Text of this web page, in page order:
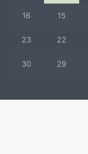
15
16
22
23
29
30